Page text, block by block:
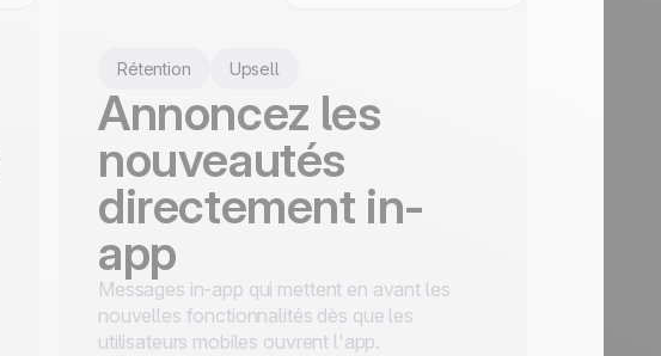
Rétention Upsell
Annoncez les
nouveautés
directement in-
app
Messages in-app qui mettent en avant les
nouvelles fonctionnalités dès que les
utilisateurs mobiles ouvrent l'app.